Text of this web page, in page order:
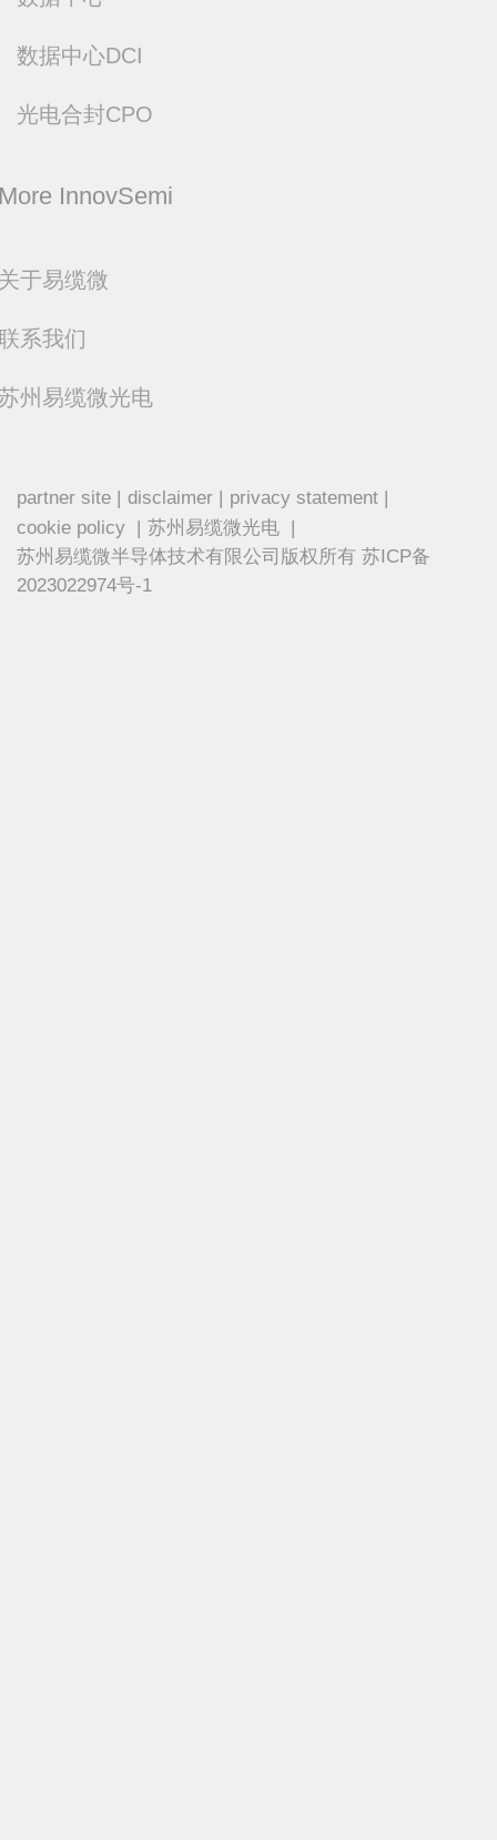
数据中心DCI
光电合封CPO
于易缆微
系我们
州易缆微光电
partner site | disclaimer | privacy statement |
cookie policy | 苏州易缆微光电 |
苏州易缆微半导体技术有限公司版权所有 苏ICP备
2023022974号-1